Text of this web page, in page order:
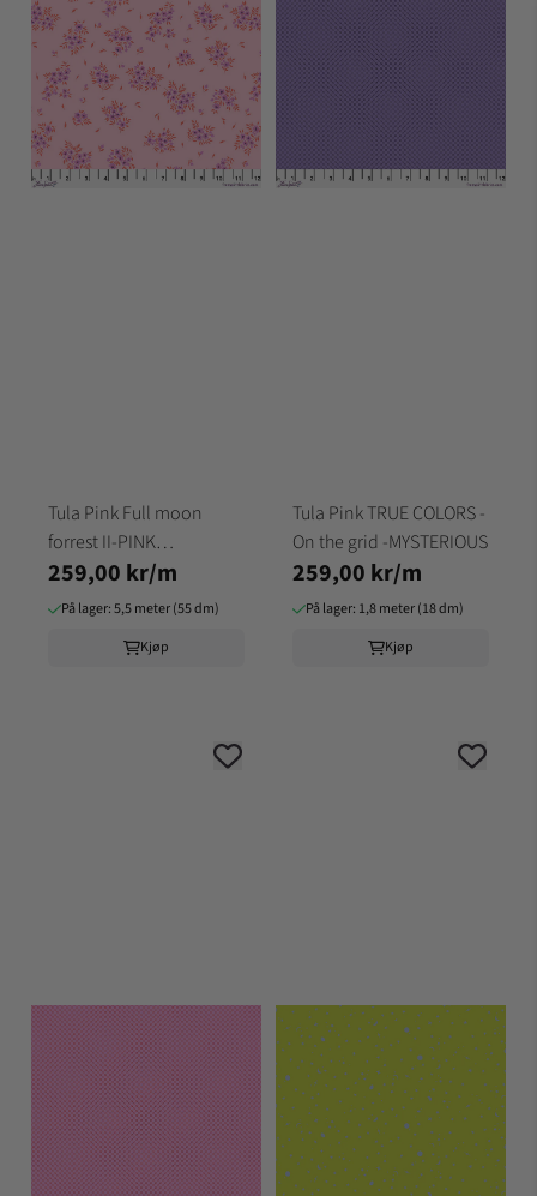
Tula Pink Full moon
forrest II-PINK
LEMONADE
259,00 kr/m
På lager: 5,5 meter (55 dm)
Kjøp
Tula Pink TRUE COLORS -
On the grid -MYSTERIOUS
259,00 kr/m
På lager: 1,8 meter (18 dm)
Kjøp